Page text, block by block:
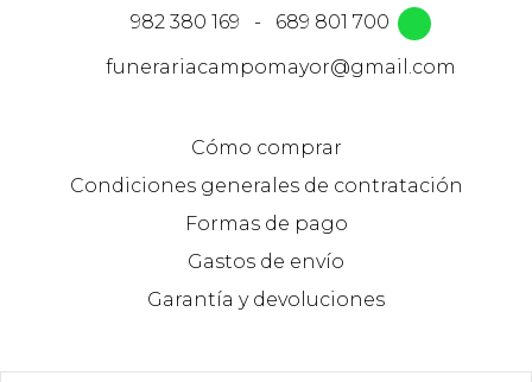
982 380 169
-
689 801 700
funerariacampomayor@gmail.com
Cómo comprar
Condiciones generales de contratación
Formas de pago
Gastos de envío
Garantía y devoluciones